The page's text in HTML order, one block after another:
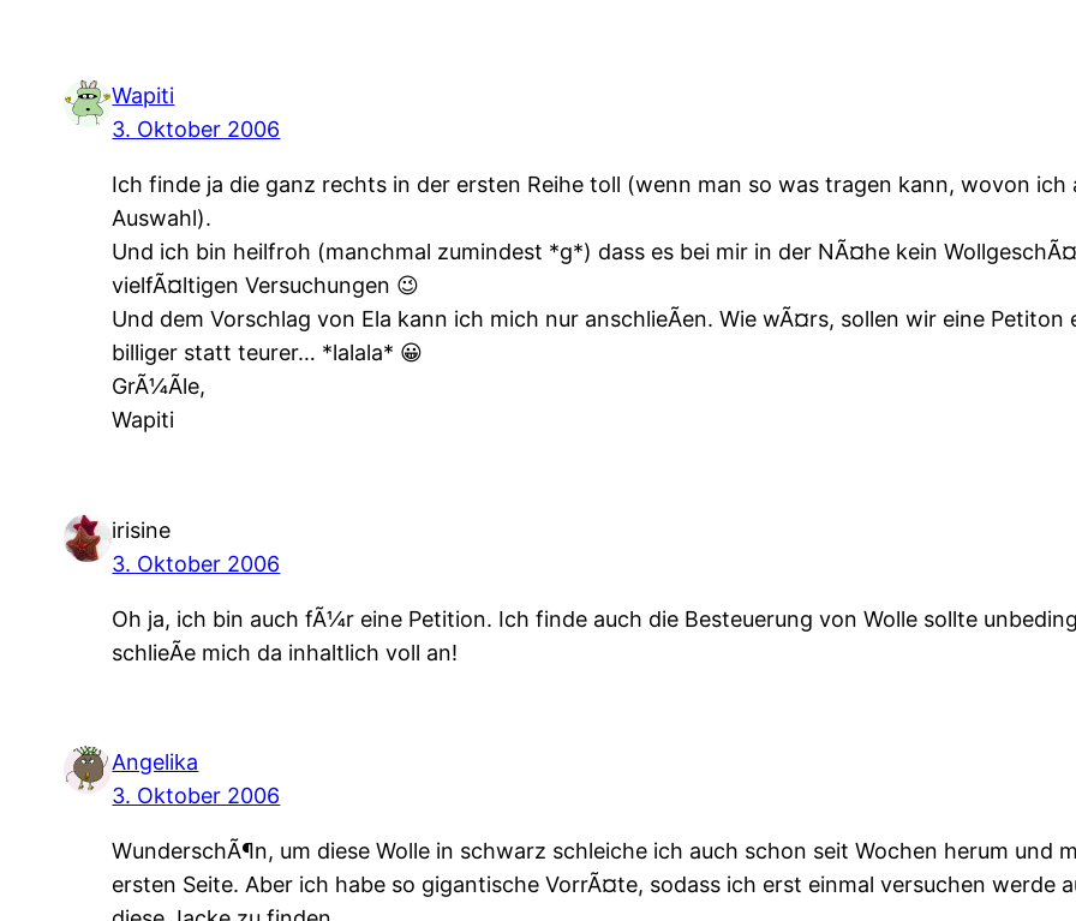
Wapiti
3. Oktober 2006
Ich finde ja die ganz rechts in der ersten Reihe toll (wenn man so was tragen kann, wovon
Auswahl).
Und ich bin heilfroh (manchmal zumindest *g*) dass es bei mir in der NÃ¤he kein
vielfÃ¤ltigen Versuchungen 😉
Und dem Vorschlag von Ela kann ich mich nur anschlieÃen. Wie wÃ¤rs, sollen wir eine
billiger statt teurer… *lalala* 😀
GrÃ¼Ãle,
Wapiti
irisine
3. Oktober 2006
Oh ja, ich bin auch fÃ¼r eine Petition. Ich finde auch die Besteuerung von Wolle sollte
schlieÃe mich da inhaltlich voll an!
Angelika
3. Oktober 2006
WunderschÃ¶n, um diese Wolle in schwarz schleiche ich auch schon seit Wochen herum und
ersten Seite. Aber ich habe so gigantische VorrÃ¤te, sodass ich erst einmal versuchen werde